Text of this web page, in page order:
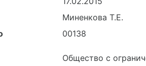
Миненкова Т.Е.
00138
Общество с